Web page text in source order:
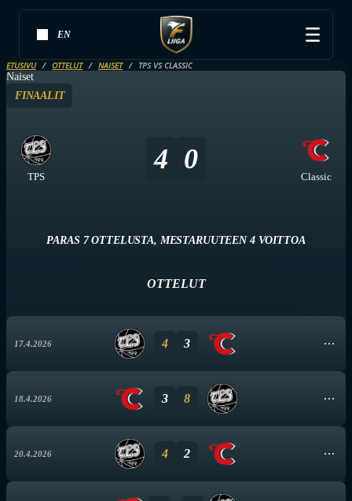
EN
ETUSIVU OTTELUT NAISET TPS VS CLASSIC
Naiset
FINAALIT
TPS
4 0
Classic
PARAS 7 OTTELUSTA, MESTARUUTEEN 4 VOITTOA
OTTELUT
17.4.2026 4 3
18.4.2026 3 8
20.4.2026 4 2